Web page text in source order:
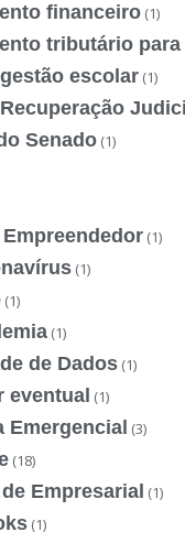
financeiro (1)
tributário
escolar (1)
Senado (1)
(1)
(1)
(1)
(1)
de Dados (1)
eventual (1)
Emergencial (3)
(18)
Empresarial (1)
(1)